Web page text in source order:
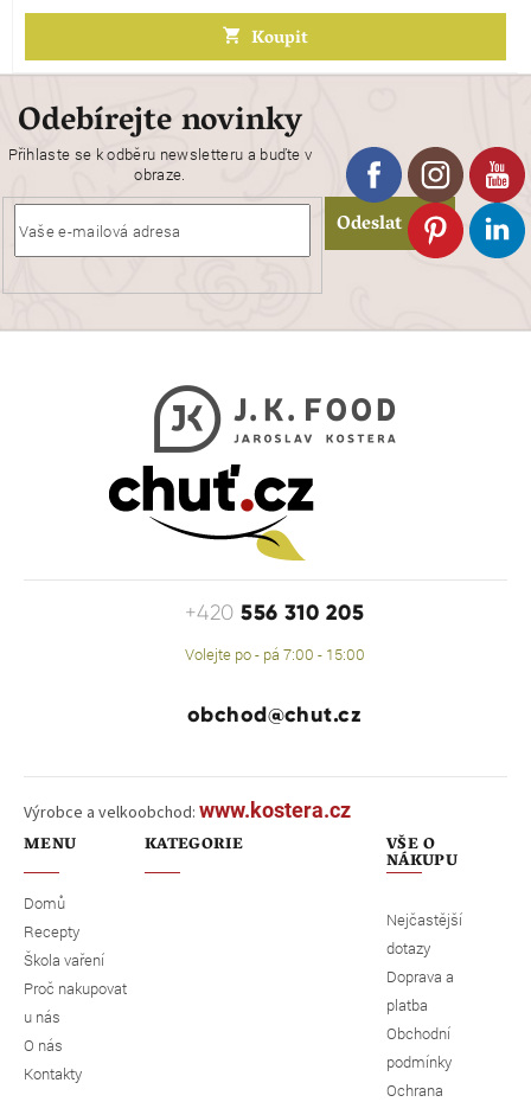
Koupit
Odebírejte novinky
Přihlaste se k odběru newsletteru a buďte v
obraze.
Odeslat
+420556 310 205
Volejte po - pá 7:00 - 15:00
obchod@chut.cz
Výrobce a velkoobchod: www.kostera.cz
MENU
Domů
Recepty
Škola vaření
Proč nakupovat
u nás
O nás
Kontakty
KATEGORIE VŠE O
NÁKUPU
Nejčastější
dotazy
Doprava a
platba
Obchodní
podmínky
Ochrana